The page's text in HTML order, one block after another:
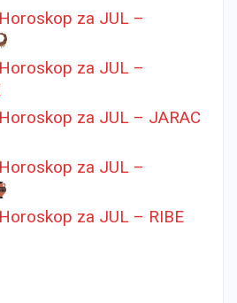
za JUL –
za JUL –
za JUL – JARAC
za JUL –
za JUL – RIBE